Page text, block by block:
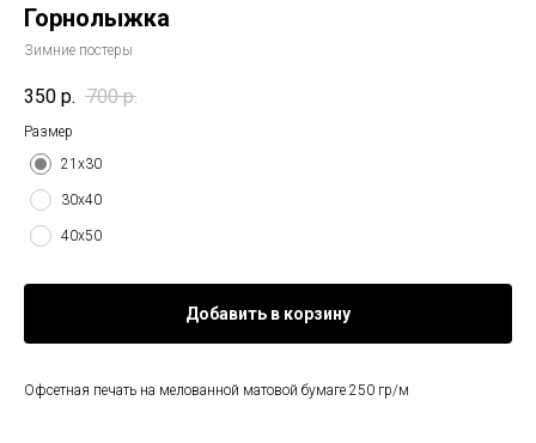
Горнолыжка
Зимние постеры
350 р. 700 р.
Размер
21х30
30х40
40х50
Добавить в корзину
Офсетная печать на мелованной матовой бумаге 250 гр/м